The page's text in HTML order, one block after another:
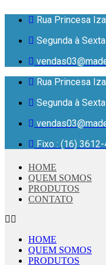
para
conteúdo
Rua Princesa
Segunda à
Rua Princesa
Segunda à
Fixo : (16)
HOME
QUEM SOMOS
PRODUTOS
CONTATO
HOME
QUEM SOMOS
PRODUTOS